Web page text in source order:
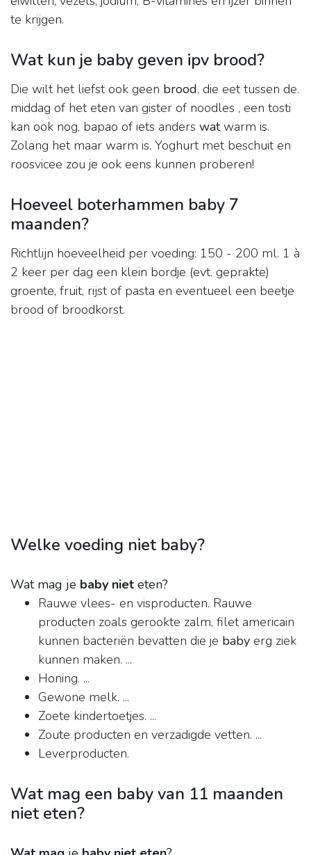
te krijgen.
Wat kun je baby geven ipv brood?
Die wilt het liefst ook geen brood, die eet tussen de.
middag of het eten van gister of noodles , een tosti
kan ook nog, bapao of iets anders watwarm is.
Zolang het maar warm is. Yoghurt met beschuit en
roosvicee zou je ook eens kunnen proberen!
Hoeveel boterhammen baby 7
maanden?
Richtlijn hoeveelheid per voeding: 150 - 200 ml. 1 à
2 keer per dag een klein bordje (evt. geprakte)
groente, fruit, rijst of pasta en eventueel een beetje
brood of broodkorst.
Welke voeding niet baby?
Wat mag je baby niet eten?
Rauwe vlees- en visproducten. Rauwe
producten zoals gerookte zalm, filet americain
kunnen bacteriën bevatten die je baby erg ziek
kunnen maken. ...
Honing. ...
Gewone melk. ...
Zoete kindertoetjes. ...
Zoute producten en verzadigde vetten. ...
Leverproducten.
Wat mag een baby van 11 maanden
niet eten?